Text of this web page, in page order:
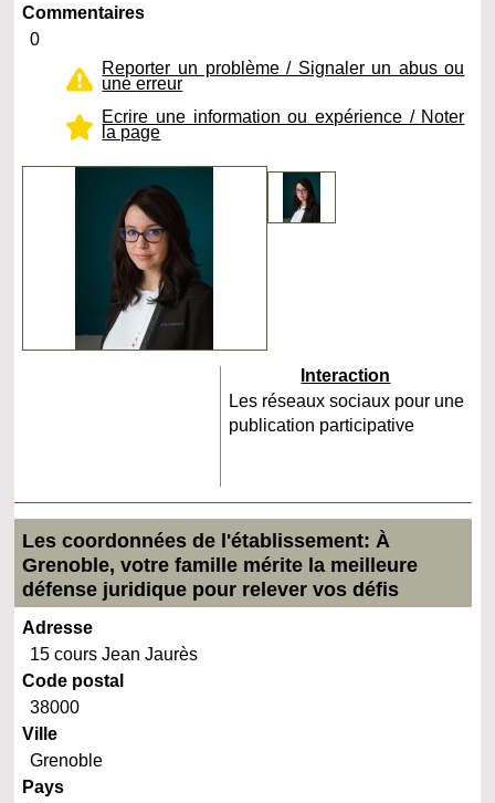
Commentaires
0
Reporter un problème / Signaler un abus ou
une erreur
Ecrire une information ou expérience / Noter
la page
Interaction
Les réseaux sociaux pour une
publication participative
Les coordonnées de l'établissement: À
Grenoble, votre famille mérite la meilleure
défense juridique pour relever vos défis
Adresse
15 cours Jean Jaurès
Code postal
38000
Ville
Grenoble
Pays